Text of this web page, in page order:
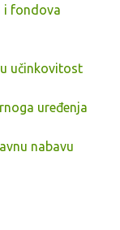
i fondova
učinkovitost
uređenja
nabavu